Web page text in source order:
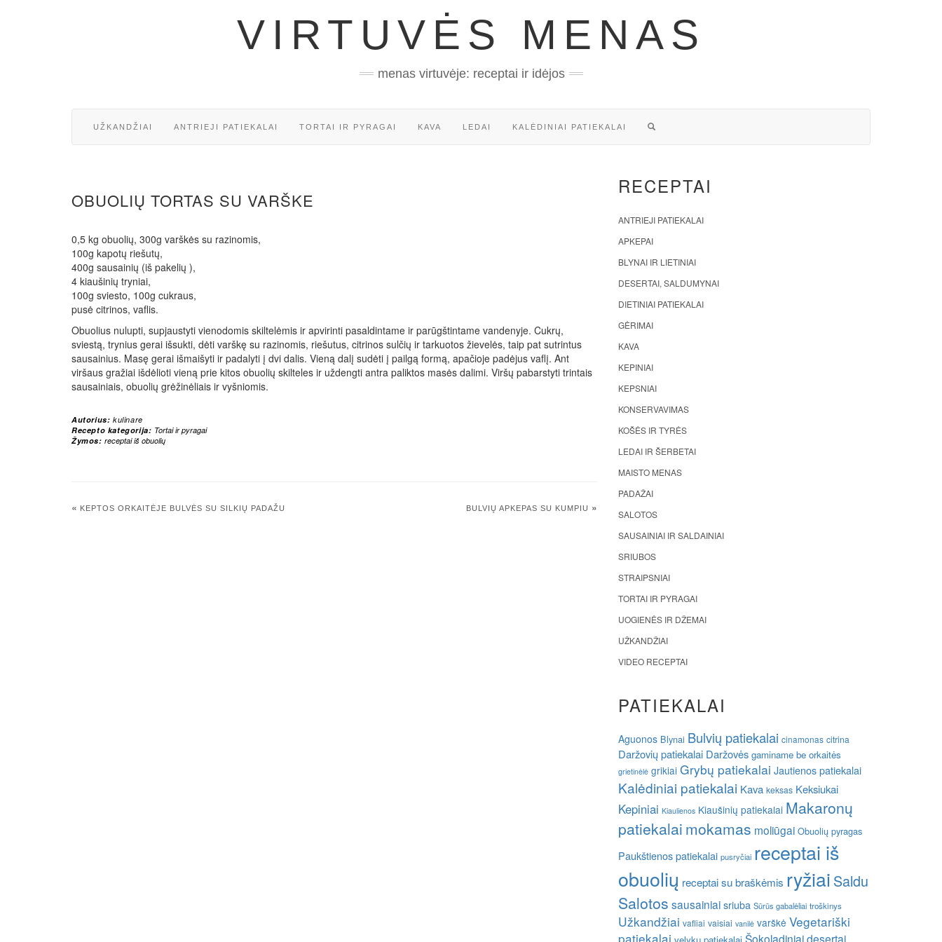
VIRTUVĖS MENAS
menas virtuvėje: receptai ir idėjos
UŽKANDŽIAI ANTRIEJI PATIEKALAI TORTAI IR PYRAGAI KAVA LEDAI KALĖDINIAI PATIEKALAI
OBUOLIŲ TORTAS SU VARŠKE
0,5 kg obuolių, 300g varškės su razinomis,
100g kapotų riešutų,
400g sausainių (iš pakelių ),
4 kiaušinių tryniai,
100g sviesto, 100g cukraus,
pusė citrinos, vaflis.
Obuolius nulupti, supjaustyti vienodomis skiltelėmis ir apvirinti pasaldintame ir parūgštintame vandenyje. Cukrų,
sviestą, trynius gerai išsukti, dėti varškę su razinomis, riešutus, citrinos sulčių ir tarkuotos žievelės, taip pat sutrintus
sausainius. Masę gerai išmaišyti ir padalyti į dvi dalis. Vieną dalį sudėti į pailgą formą, apačioje padėjus vaflį. Ant
viršaus gražiai išdėlioti vieną prie kitos obuolių skilteles ir uždengti antra paliktos masės dalimi. Viršų pabarstyti trintais
sausainiais, obuolių grėžinėliais ir vyšniomis.
Autorius: kulinare
Recepto kategorija: Tortai ir pyragai
Žymos:receptai iš obuolių
« KEPTOS ORKAITĖJE BULVĖS SU SILKIŲ PADAŽU BULVIŲ APKEPAS SU KUMPIU »
RECEPTAI
ANTRIEJI PATIEKALAI
APKEPAI
BLYNAI IR LIETINIAI
DESERTAI, SALDUMYNAI
DIETINIAI PATIEKALAI
GĖRIMAI
KAVA
KEPINIAI
KEPSNIAI
KONSERVAVIMAS
KOŠĖS IR TYRĖS
LEDAI IR ŠERBETAI
MAISTO MENAS
PADAŽAI
SALOTOS
SAUSAINIAI IR SALDAINIAI
SRIUBOS
STRAIPSNIAI
TORTAI IR PYRAGAI
UOGIENĖS IR DŽEMAI
UŽKANDŽIAI
VIDEO RECEPTAI
PATIEKALAI
Aguonos Blynai Bulvių patiekalai cinamonas citrina
Daržovių patiekalai Daržovės gaminame be orkaitės
grietinėlė grikiai Grybų patiekalai Jautienos patiekalai
Kalėdiniai patiekalai Kava keksas Keksiukai
Kepiniai Kiaulienos Kiaušinių patiekalai Makaronų
patiekalai mokamas moliūgai Obuolių pyragas
Paukštienos patiekalai pusryčiai receptai iš
obuolių receptai su braškėmis ryžiai Saldu
Salotos sausainiai sriuba Sūrūs gabalėliai troškinys
Užkandžiai vafliai vaisiai vanilė varškė Vegetariški
patiekalai
Šokoladiniai desertai